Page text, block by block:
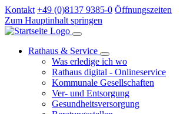
Kontakt +49 (0)8137 9385-0 Öffnungszeiten
Zum Hauptinhalt springen
Rathaus & Service
Was erledige ich wo
Rathaus digital - Onlineservice
Kommunale Gesellschaften
Ver- und Entsorgung
Gesundheitsversorgung